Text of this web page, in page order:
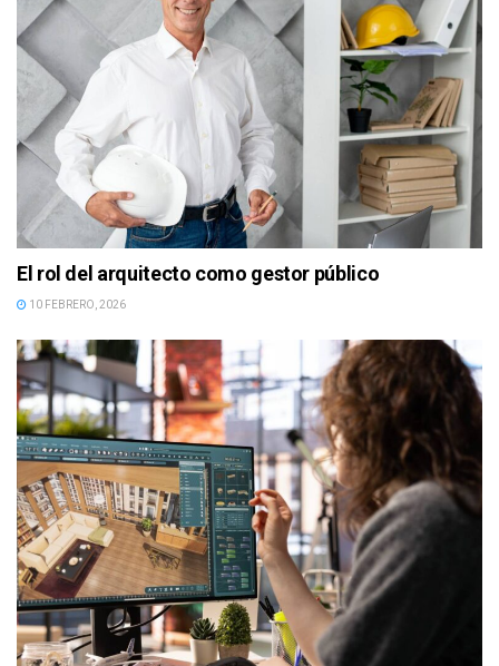
El rol del arquitecto como gestor público
10 FEBRERO, 2026